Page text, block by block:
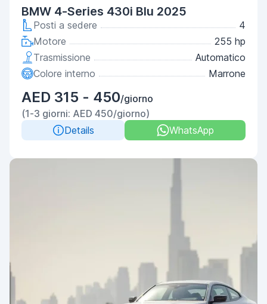
BMW 4-Series 430i Blu 2025
Posti a sedere
4
Motore
255 hp
Trasmissione
Automatico
Colore interno
Marrone
AED 315 - 450/giorno
(1-3 giorni: AED 450/giorno)
Details
WhatsApp